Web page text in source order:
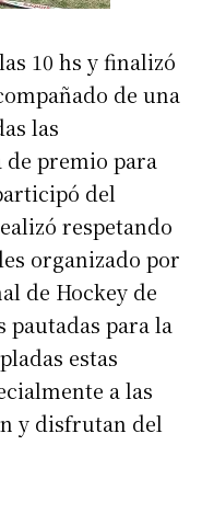
10 hs y finalizó
de una
las
de premio para
del
respetando
organizado por
de Hockey de
pautadas para la
estas
a las
y disfrutan del